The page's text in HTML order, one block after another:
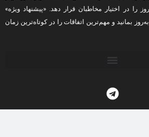
را در اختیار مخاطبان قرار دهد. «پیشنهاد ویژه»
بمانید و مهم‌ترین اتفاقات را در کوتاه‌ترین زمان